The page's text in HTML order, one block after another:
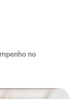
no